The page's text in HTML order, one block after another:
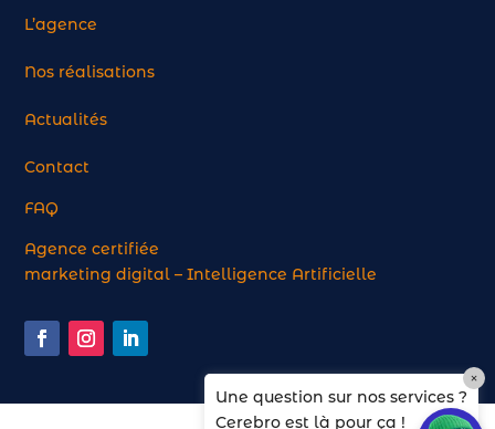
L’agence
Nos réalisations
Actualités
Contact
FAQ
Agence certifiée
marketing digital – Intelligence Artificielle
Une question sur nos services ?
Cerebro est là pour ça !
×